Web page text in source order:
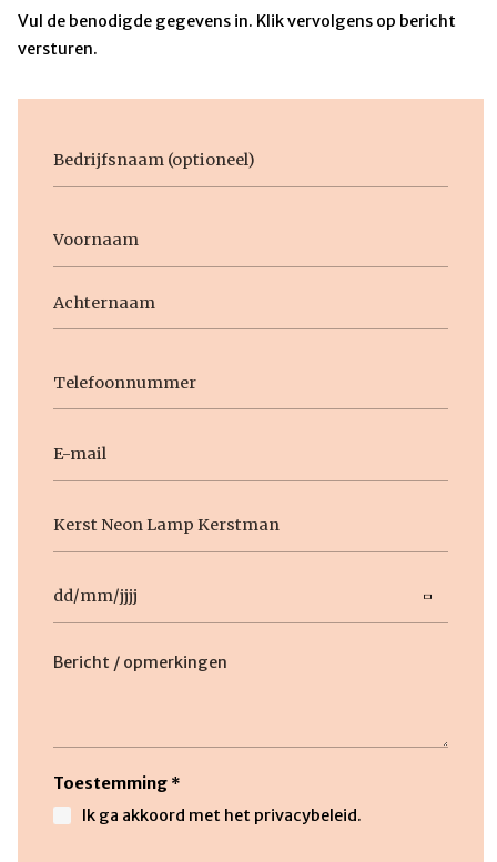
Vul de benodigde gegevens in. Klik vervolgens op bericht
versturen.
mail
titel
DD
slash
MM
Beschrijving
Toestemming *
Ik ga akkoord met het privacybeleid.